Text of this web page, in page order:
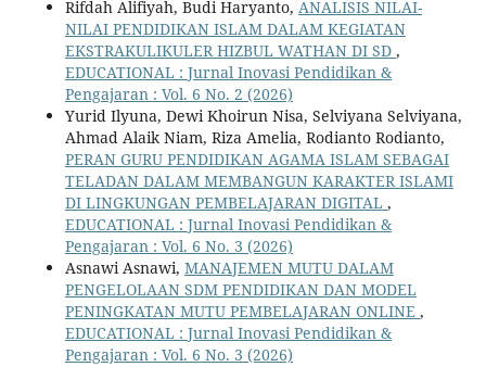
Rifdah Alifiyah, Budi Haryanto, ANALISIS NILAI-
NILAI PENDIDIKAN ISLAM DALAM KEGIATAN
EKSTRAKULIKULER HIZBUL WATHAN DI SD ,
EDUCATIONAL : Jurnal Inovasi Pendidikan &
Pengajaran : Vol. 6 No. 2 (2026)
Yurid Ilyuna, Dewi Khoirun Nisa, Selviyana Selviyana,
Ahmad Alaik Niam, Riza Amelia, Rodianto Rodianto,
PERAN GURU PENDIDIKAN AGAMA ISLAM SEBAGAI
TELADAN DALAM MEMBANGUN KARAKTER ISLAMI
DI LINGKUNGAN PEMBELAJARAN DIGITAL ,
EDUCATIONAL : Jurnal Inovasi Pendidikan &
Pengajaran : Vol. 6 No. 3 (2026)
Asnawi Asnawi, MANAJEMEN MUTU DALAM
PENGELOLAAN SDM PENDIDIKAN DAN MODEL
PENINGKATAN MUTU PEMBELAJARAN ONLINE ,
EDUCATIONAL : Jurnal Inovasi Pendidikan &
Pengajaran : Vol. 6 No. 3 (2026)